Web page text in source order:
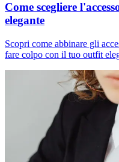
Come scegliere
elegante
Scopri come abbinare gli
fare colpo con il tuo outfit